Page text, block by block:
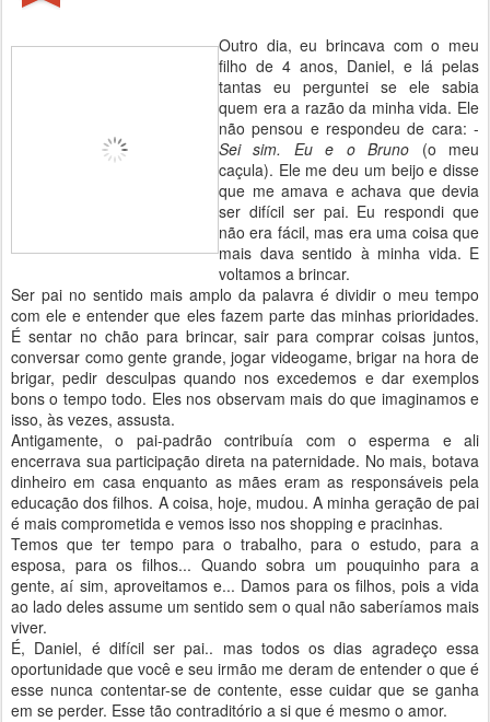
Outro dia, eu brincava com o meu
filho de 4 anos, Daniel, e lá pelas
tantas eu perguntei se ele sabia
quem era a razão da minha vida. Ele
não pensou e respondeu de cara: -
Sei sim. Eu e o Bruno (o meu
caçula). Ele me deu um beijo e disse
que me amava e achava que devia
ser difícil ser pai. Eu respondi que
não era fácil, mas era uma coisa que
mais dava sentido à minha vida. E
voltamos a brincar.
Ser pai no sentido mais amplo da palavra é dividir o meu tempo
com ele e entender que eles fazem parte das minhas prioridades.
É sentar no chão para brincar, sair para comprar coisas juntos,
conversar como gente grande, jogar videogame, brigar na hora de
brigar, pedir desculpas quando nos excedemos e dar exemplos
bons o tempo todo. Eles nos observam mais do que imaginamos e
isso, às vezes, assusta.
Antigamente, o pai-padrão contribuía com o esperma e ali
encerrava sua participação direta na paternidade. No mais, botava
dinheiro em casa enquanto as mães eram as responsáveis pela
educação dos filhos. A coisa, hoje, mudou. A minha geração de pai
é mais comprometida e vemos isso nos shopping e pracinhas.
Temos que ter tempo para o trabalho, para o estudo, para a
esposa, para os filhos... Quando sobra um pouquinho para a
gente, aí sim, aproveitamos e... Damos para os filhos, pois a vida
ao lado deles assume um sentido sem o qual não saberíamos mais
viver.
É, Daniel, é difícil ser pai.. mas todos os dias agradeço essa
oportunidade que você e seu irmão me deram de entender o que é
esse nunca contentar-se de contente, esse cuidar que se ganha
em se perder. Esse tão contraditório a si que é mesmo o amor.